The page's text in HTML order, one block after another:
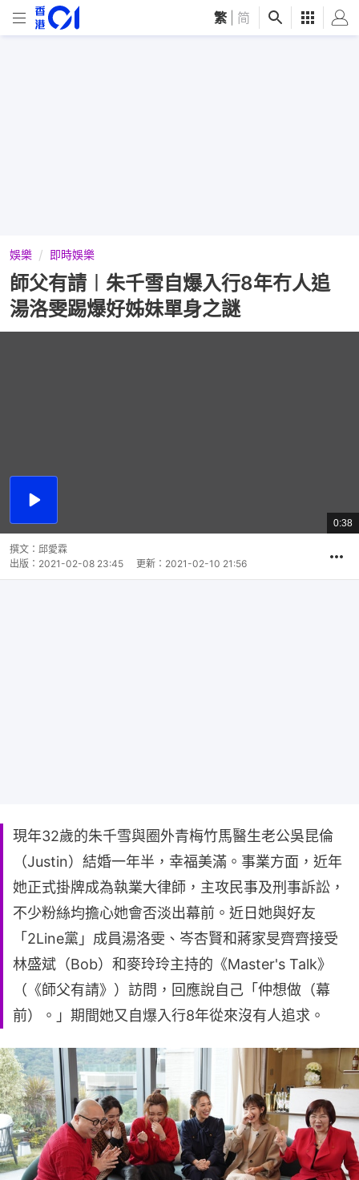
繁 简
娛樂 即時娛樂
師父有請︱朱千雪自爆入行8年冇人追
湯洛雯踢爆好姊妹單身之謎
播
總
共
0:38
撰文： 邱愛霖
出版： 2021-02-08 23:45 更新： 2021-02-10 21:56
現年32歲的朱千雪與圈外青梅竹馬醫生老公吳昆倫
（Justin）結婚一年半，幸福美滿。事業方面，近年
她正式掛牌成為執業大律師，主攻民事及刑事訴訟，
不少粉絲均擔心她會否淡出幕前。近日她與好友
「2Line黨」成員湯洛雯、岑杏賢和蔣家旻齊齊接受
林盛斌（Bob）和麥玲玲主持的《Master's Talk》
（《師父有請》）訪問，回應說自己「仲想做（幕
前）。」期間她又自爆入行8年從來沒有人追求。